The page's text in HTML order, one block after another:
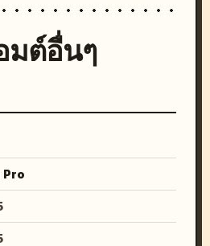
มต์อื่นๆ
Pro